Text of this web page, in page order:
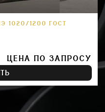
1020/1200 ГОСТ
ЦЕНА ПО ЗАПРОСУ